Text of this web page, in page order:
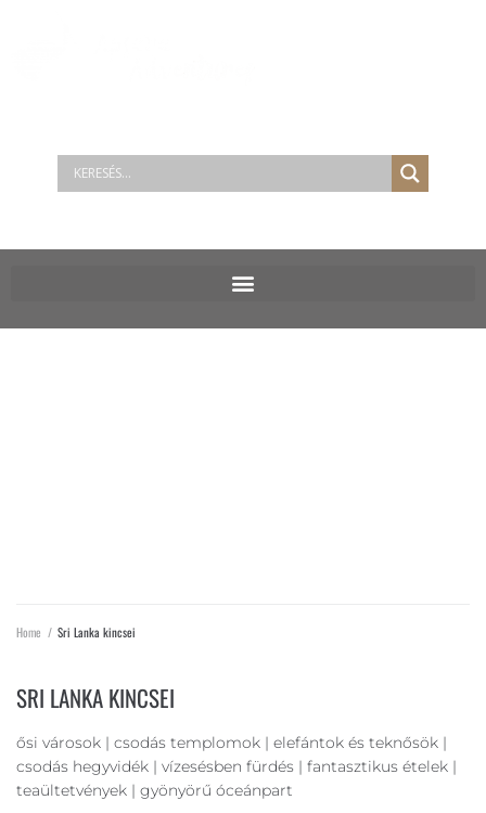
Home / Sri Lanka kincsei
SRI LANKA KINCSEI
ősi városok | csodás templomok | elefántok és teknősök |
csodás hegyvidék | vízesésben fürdés | fantasztikus ételek |
teaültetvények | gyönyörű óceánpart